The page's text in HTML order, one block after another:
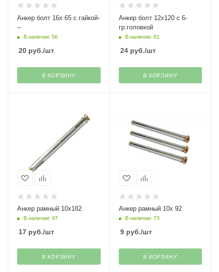
Анкер болт 16х 65 с гайкой-
--
В наличии: 56
20 руб./шт
В КОРЗИНУ
Анкер болт 12х120 с 6-
гр.головкой
В наличии: 81
24руб./шт
В КОРЗИНУ
Анкер рамный 10х182
В наличии: 47
17 руб./шт
В КОРЗИНУ
Анкер рамный 10х 92
В наличии: 73
9руб./шт
В КОРЗИНУ